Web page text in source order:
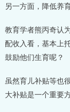
另一方面，降低养
教育学者熊丙奇认
配收入看，基本上
鼓励他们生育呢？
虽然育儿补贴等也
大补贴是一个重要